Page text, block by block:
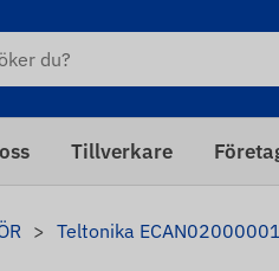
Tillverkare
Teltonika